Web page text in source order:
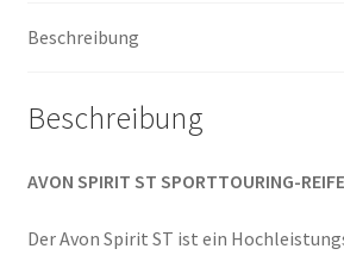
Menge
Beschreibung
Beschreibung
AVON SPIRIT ST SPORTTOURING-
Der Avon Spirit ST ist ein